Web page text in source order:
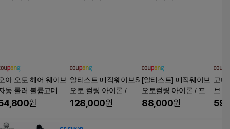
아 오토 헤어 웨이브
동 롤러 볼륨고데기
원
알티스트 매직웨이브S
오토 컬링 아이론 / 자
동회전 봉고데기 AB-A
128,000원
[알티스트] 매직웨이브
오토컬링 아이론 / 프리
볼트 자동회전 봉고데
88,000원
고데
브
기,